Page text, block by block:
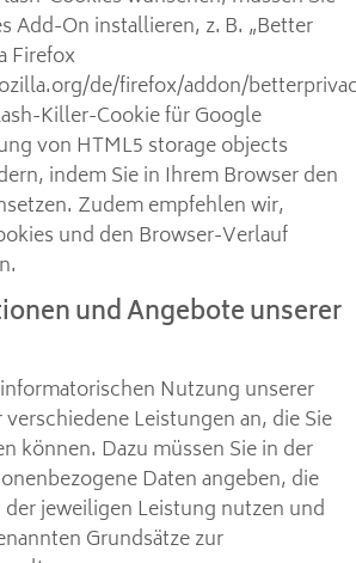
Add-On installieren, z. B. „Better
Firefox
de/firefox/addon/
Killer-Cookie für Google
von HTML5 storage objects
indem Sie in Ihrem Browser den
Zudem empfehlen wir,
und den Browser-Verlauf
und Angebote unserer
Nutzung unserer
Leistungen an, die Sie
können. Dazu müssen Sie in der
Daten angeben, die
jeweiligen Leistung nutzen und
Grundsätze zur